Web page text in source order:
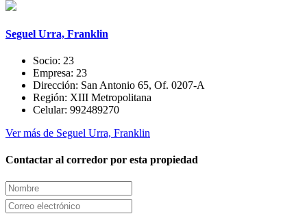
Seguel Urra, Franklin
Socio: 23
Empresa: 23
Dirección: San Antonio 65, Of. 0207-A
Región: XIII Metropolitana
Celular: 992489270
Ver más de Seguel Urra, Franklin
Contactar al corredor por esta propiedad